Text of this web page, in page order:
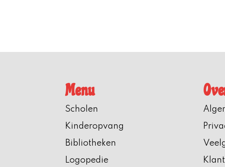
Menu
Scholen
Kinderopvang
Bibliotheken
Logopedie